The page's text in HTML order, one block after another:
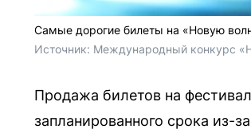
Самые дорогие билеты на «Новую
Источник: Международный конкурс
Продажа билетов на
запланированного срока из-